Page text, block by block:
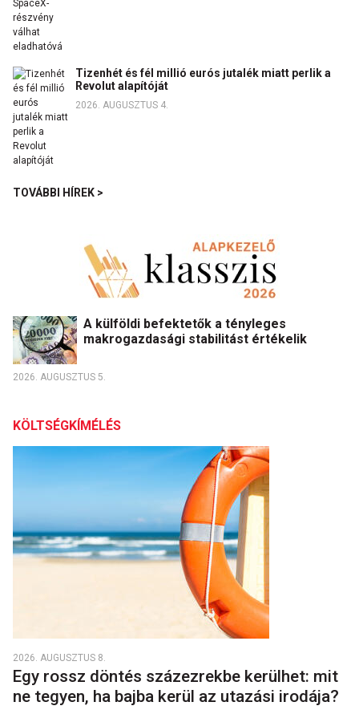
Tizenhét és fél millió eurós jutalék miatt perlik a
Revolut alapítóját
2026. AUGUSZTUS 4.
TOVÁBBI HÍREK >
A külföldi befektetők a tényleges
makrogazdasági stabilitást értékelik
2026. AUGUSZTUS 5.
KÖLTSÉGKÍMÉLÉS
2026. AUGUSZTUS 8.
Egy rossz döntés százezrekbe kerülhet: mit
ne tegyen, ha bajba kerül az utazási irodája?